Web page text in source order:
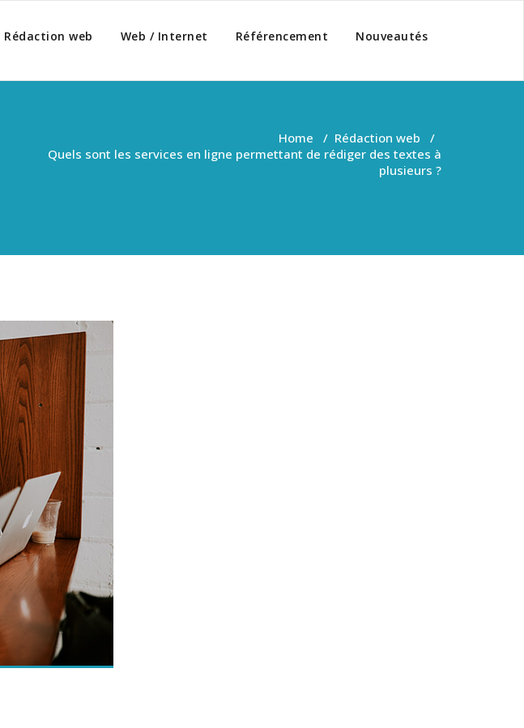
Rédaction web Web / Internet Référencement Nouveautés
Home / Rédaction web /
Quels sont les services en ligne permettant de rédiger des textes à
plusieurs ?